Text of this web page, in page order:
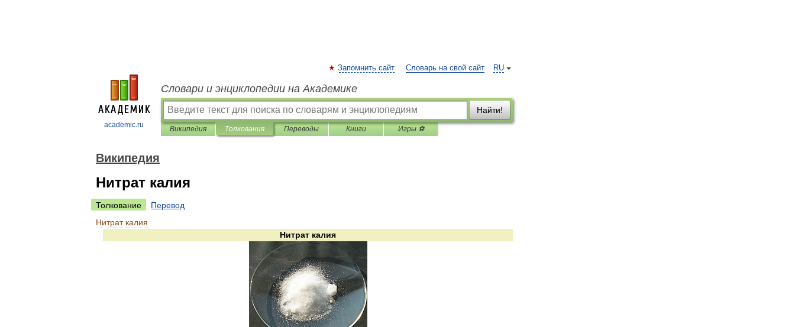
academic.ru
RU
Запомнить сайт Словарь на свой сайт
Словари и энциклопедии на Академике
Найти!
Википедия Толкования Переводы Книги Игры ⚽
Википедия
Нитрат калия
Толкование
Перевод
Нитрат калия
Нитрат калия